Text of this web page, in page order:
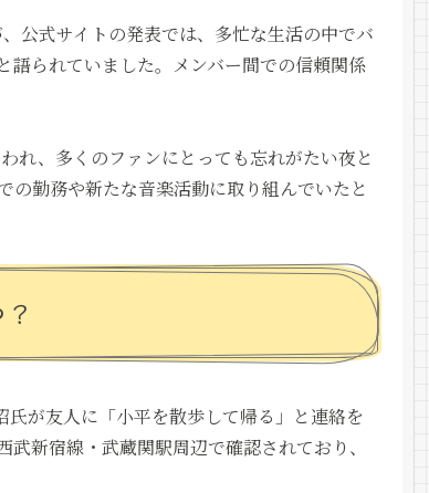
公式サイトの発表では、多忙な生活の中でバ
語られていました。メンバー間での信頼関係
れ、多くのファンにとっても忘れがたい夜と
勤務や新たな音楽活動に取り組んでいたと
が友人に「小平を散歩して帰る」と連絡を
新宿線・武蔵関駅周辺で確認されており、